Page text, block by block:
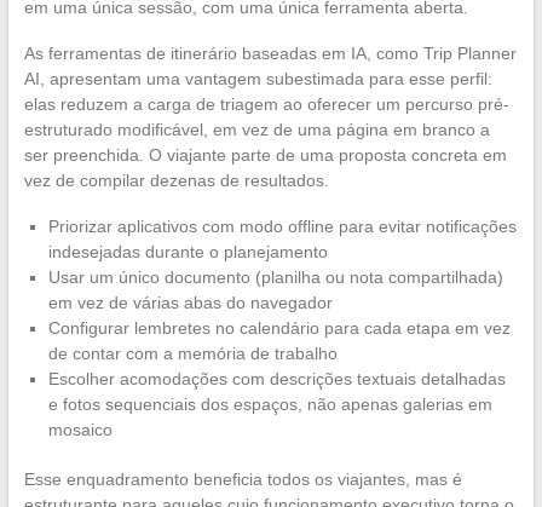
em uma única sessão, com uma única ferramenta aberta.
As ferramentas de itinerário baseadas em IA, como Trip Planner
AI, apresentam uma vantagem subestimada para esse perfil:
elas reduzem a carga de triagem ao oferecer um percurso pré-
estruturado modificável, em vez de uma página em branco a
ser preenchida. O viajante parte de uma proposta concreta em
vez de compilar dezenas de resultados.
Priorizar aplicativos com modo offline para evitar notificações
indesejadas durante o planejamento
Usar um único documento (planilha ou nota compartilhada)
em vez de várias abas do navegador
Configurar lembretes no calendário para cada etapa em vez
de contar com a memória de trabalho
Escolher acomodações com descrições textuais detalhadas
e fotos sequenciais dos espaços, não apenas galerias em
mosaico
Esse enquadramento beneficia todos os viajantes, mas é